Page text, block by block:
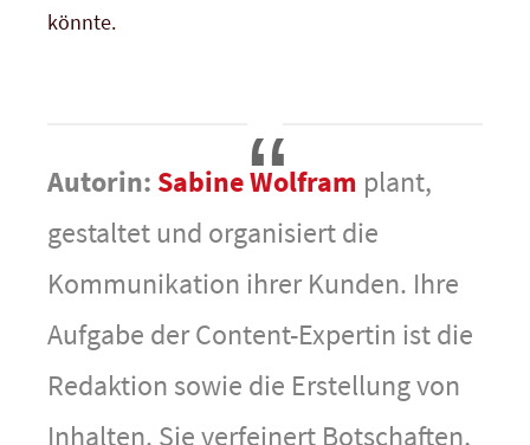
könnte.
Autorin: Sabine Wolfram plant,
gestaltet und organisiert die
Kommunikation ihrer Kunden. Ihre
Aufgabe der Content-Expertin ist die
Redaktion sowie die Erstellung von
Inhalten. Sie verfeinert Botschaften,